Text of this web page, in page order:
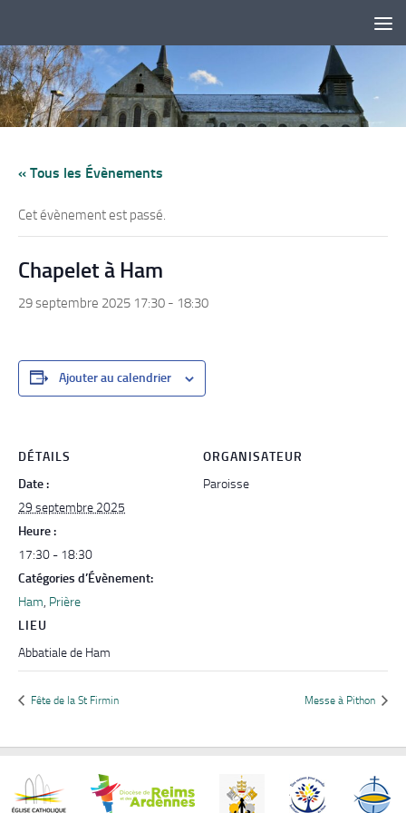
« Tous les Évènements
Cet évènement est passé.
Chapelet à Ham
29 septembre 2025 17:30 - 18:30
Ajouter au calendrier
DÉTAILS
Date :
29 septembre 2025
Heure :
17:30 - 18:30
Catégories d’Évènement:
Ham, Prière
LIEU
Abbatiale de Ham
ORGANISATEUR
Paroisse
Fête de la St Firmin Messe à Pithon